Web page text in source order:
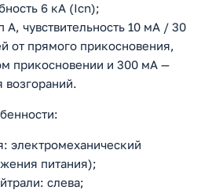
6 кА (Icn);
A, чувствительность 10 мА / 30
от прямого прикосновения,
прикосновении и 300 мА —
электромеханический
питания);
слева;